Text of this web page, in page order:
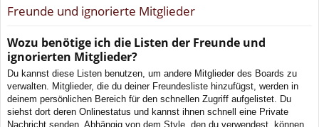
Freunde und ignorierte Mitglieder
Wozu benötige ich die Listen der Freunde und
ignorierten Mitglieder?
Du kannst diese Listen benutzen, um andere Mitglieder des Boards zu
verwalten. Mitglieder, die du deiner Freundesliste hinzufügst, werden in
deinem persönlichen Bereich für den schnellen Zugriff aufgelistet. Du
siehst dort deren Onlinestatus und kannst ihnen schnell eine Private
Nachricht senden. Abhängig von dem Style, den du verwendest, können